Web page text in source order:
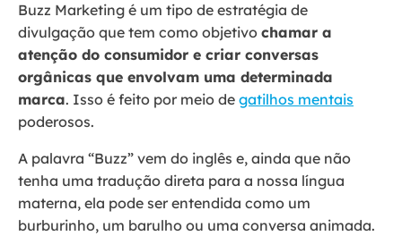
Buzz Marketing é um tipo de estratégia de
divulgação que tem como objetivo chamar a
atenção do consumidor e criar conversas
orgânicas que envolvam uma determinada
marca. Isso é feito por meio de gatilhos mentais
poderosos.
A palavra “Buzz” vem do inglês e, ainda que não
tenha uma tradução direta para a nossa língua
materna, ela pode ser entendida como um
burburinho, um barulho ou uma conversa animada.